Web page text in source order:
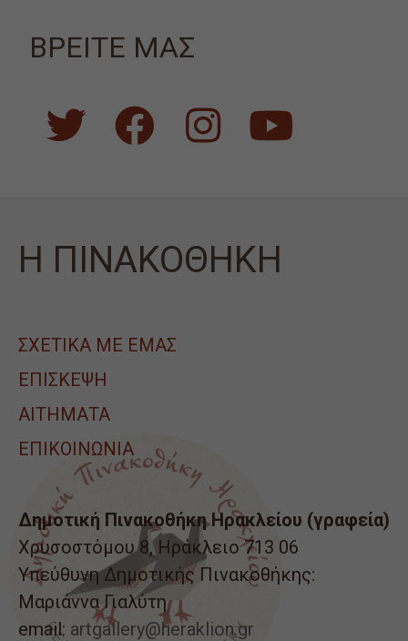
ΒΡΕΙΤΕ ΜΑΣ
Η ΠΙΝΑΚΟΘΗΚΗ
ΣΧΕΤΙΚΑ ΜΕ ΕΜΑΣ
ΕΠΙΣΚΕΨΗ
ΑΙΤΉΜΑΤΑ
ΕΠΙΚΟΙΝΩΝΙΑ
Δημοτική Πινακοθήκη Ηρακλείου (γραφεία)
Χρυσοστόμου 8, Ηράκλειο 713 06
Υπεύθυνη Δημοτικής Πινακοθήκης:
Μαριάννα Γιαλύτη
email: artgallery@heraklion.gr